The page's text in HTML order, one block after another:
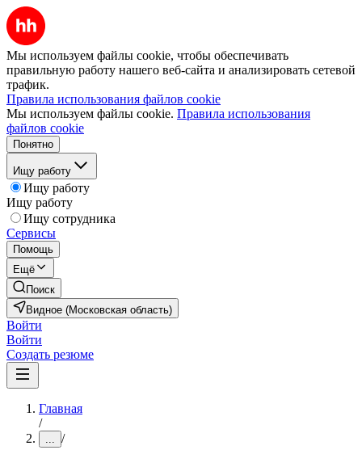
Мы используем файлы cookie, чтобы обеспечивать
правильную работу нашего веб-сайта и анализировать сетевой
трафик.
Правила использования файлов cookie
Мы используем файлы cookie. Правила использования
файлов cookie
Понятно
Ищу работу
Ищу работу
Ищу работу
Ищу сотрудника
Сервисы
Помощь
Ещё
Поиск
Видное (Московская область)
Войти
Войти
Создать резюме
Главная
/
... /